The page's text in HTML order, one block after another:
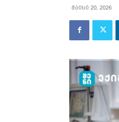
მაისი 20, 2026